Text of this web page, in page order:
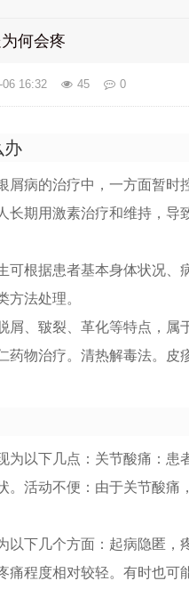
何会疼
06 16:32 45 0
办
屑病的治疗中，一方面暂时
长期用激素治疗和维持，导
可根据患者基本身体状况、
方法处理。
屑、皲裂、革化等特点，属
药物治疗。清热解毒法。皮
为以下几点：关节酸痛：患
。活动不便：由于关节酸痛
以下几个方面：起病隐匿，
痛程度相对较轻。有时也可